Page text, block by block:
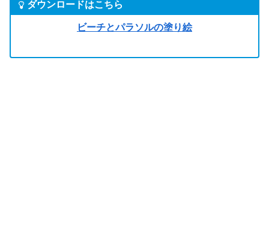
ダウンロードはこちら
ビーチとパラソルの塗り絵